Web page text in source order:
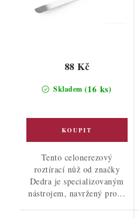
Skladem (16 ks)
88 Kč
Tento celonerezový
roztírací nůž od značky
Dedra je specializovaným
nástrojem, navržený pro...